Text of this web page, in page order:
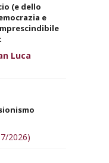
(e dello
e
Luca
2026)